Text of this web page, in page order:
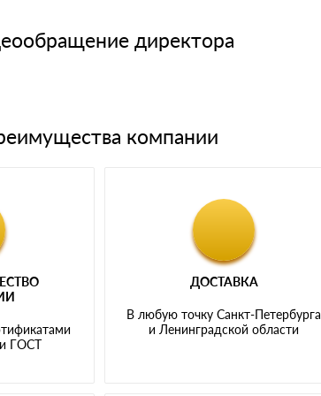
директора
компании
ГОСТ
ДОСТАВКА
В любую точку Санкт-Петербурга
и Ленинградской области